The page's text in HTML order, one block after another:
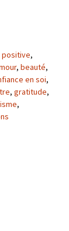
positive,
, beauté,
en soi,
, gratitude,
,